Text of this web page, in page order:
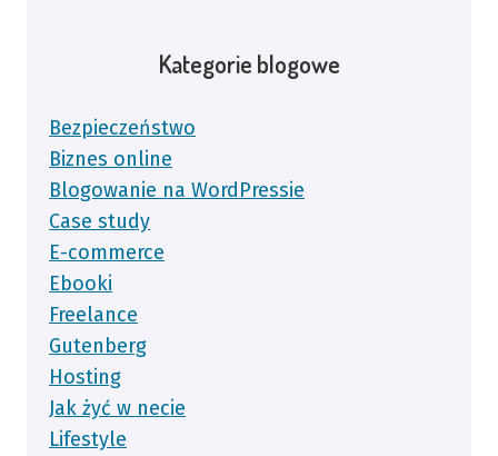
Kategorie blogowe
Bezpieczeństwo
Biznes online
Blogowanie na WordPressie
Case study
E-commerce
Ebooki
Freelance
Gutenberg
Hosting
Jak żyć w necie
Lifestyle